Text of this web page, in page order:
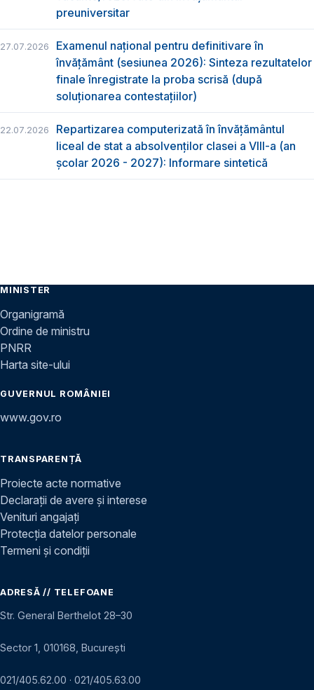
preuniversitar
27.07.2026
Examenul național pentru definitivare în
învățământ (sesiunea 2026): Sinteza rezultatelor
finale înregistrate la proba scrisă (după
soluționarea contestațiilor)
22.07.2026
Repartizarea computerizată în învăţământul
liceal de stat a absolvenţilor clasei a VIII-a (an
școlar 2026 - 2027): Informare sintetică
MINISTER
Organigramă
Ordine de ministru
PNRR
Harta site-ului
GUVERNUL ROMÂNIEI
www.gov.ro
TRANSPARENȚĂ
Proiecte acte normative
Declarații de avere și interese
Venituri angajați
Protecția datelor personale
Termeni și condiții
ADRESĂ // TELEFOANE
Str. General Berthelot 28–30
Sector 1, 010168, București
021/405.62.00 · 021/405.63.00